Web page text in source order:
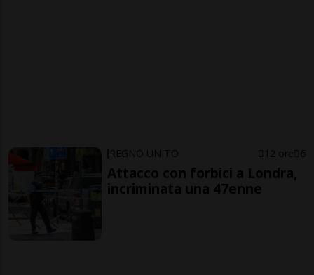
REGNO UNITO 12 ore 6
Attacco con forbici a Londra,
incriminata una 47enne